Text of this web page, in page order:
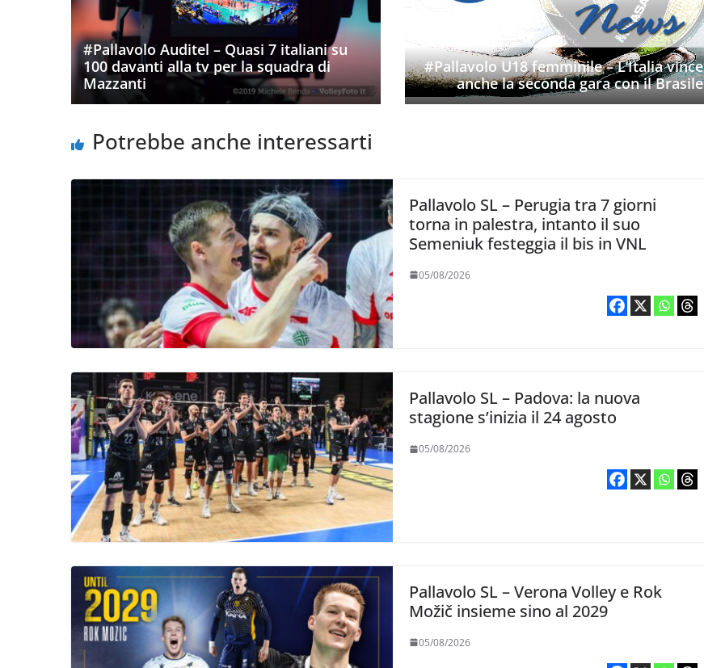
#Pallavolo Auditel – Quasi 7 italiani su
100 davanti alla tv per la squadra di
Mazzanti
#Pallavolo U18 femminile – L’Italia vince
anche la seconda gara con il Brasile
Potrebbe anche interessarti
Pallavolo SL – Perugia tra 7 giorni
torna in palestra, intanto il suo
Semeniuk festeggia il bis in VNL
05/08/2026
Pallavolo SL – Padova: la nuova
stagione s’inizia il 24 agosto
05/08/2026
Pallavolo SL – Verona Volley e Rok
Možič insieme sino al 2029
05/08/2026